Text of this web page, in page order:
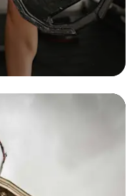
indispensable pour
en cas de coup